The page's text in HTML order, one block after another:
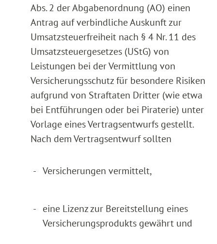
Abs. 2 der Abgabenordnung (AO) einen
Antrag auf verbindliche Auskunft zur
Umsatzsteuerfreiheit nach § 4 Nr. 11 des
Umsatzsteuergesetzes (UStG) von
Leistungen bei der Vermittlung von
Versicherungsschutz für besondere Risiken
aufgrund von Straftaten Dritter (wie etwa
bei Entführungen oder bei Piraterie) unter
Vorlage eines Vertragsentwurfs gestellt.
Nach dem Vertragsentwurf sollten
- Versicherungen vermittelt,
- eine Lizenz zur Bereitstellung eines
Versicherungsprodukts gewährt und